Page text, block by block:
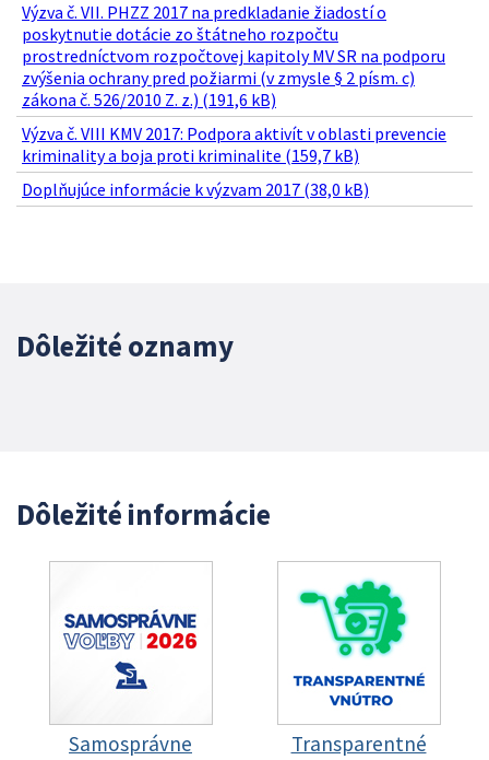
Výzva č. VII. PHZZ 2017 na predkladanie žiadostí o
poskytnutie dotácie zo štátneho rozpočtu
prostredníctvom rozpočtovej kapitoly MV SR na podporu
zvýšenia ochrany pred požiarmi (v zmysle § 2 písm. c)
zákona č. 526/2010 Z. z.) (191,6 kB)
Výzva č. VIII KMV 2017: Podpora aktivít v oblasti prevencie
kriminality a boja proti kriminalite (159,7 kB)
Doplňujúce informácie k výzvam 2017 (38,0 kB)
Dôležité oznamy
Dôležité informácie
Samosprávne
Transparentné